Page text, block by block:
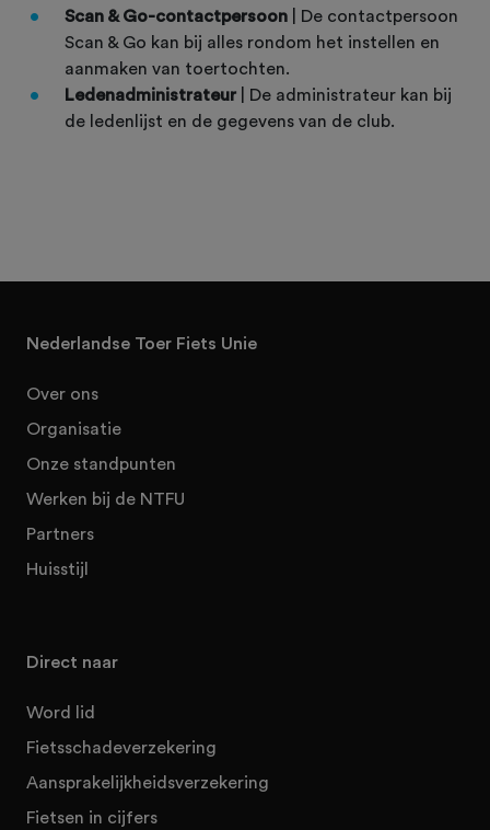
Scan & Go-contactpersoon | De contactpersoon
Scan & Go kan bij alles rondom het instellen en
aanmaken van toertochten.
Ledenadministrateur
| De administrateur kan bij
de ledenlijst en de gegevens van de club.
Nederlandse Toer Fiets Unie
Over ons
Organisatie
Onze standpunten
Werken bij de NTFU
Partners
Huisstijl
Direct naar
Word lid
Fietsschadeverzekering
Aansprakelijkheidsverzekering
Fietsen in cijfers